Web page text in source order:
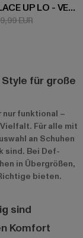
ZESPHER LACE UP LO - VEGAN NAPPA
60,29 EUR
EURAktionspreis:
für große
nur funktional –
Für alle mit
an Schuhen
sind. Bei Def-
in Übergrößen,
bieten.
sind
Komfort